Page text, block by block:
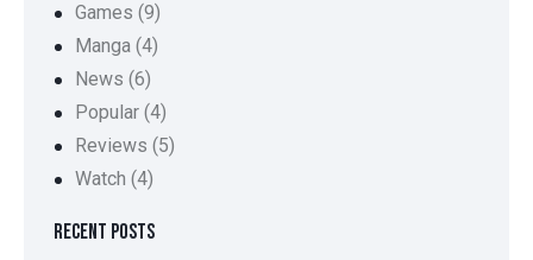
Games (9)
Manga (4)
News (6)
Popular (4)
Reviews (5)
Watch (4)
RECENT POSTS